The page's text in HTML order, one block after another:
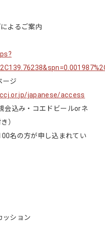
よるご案内
ジ
japanese/access
会込み・コエドビールorネ
付き）
名の方が申し込まれてい
めに）
ッション